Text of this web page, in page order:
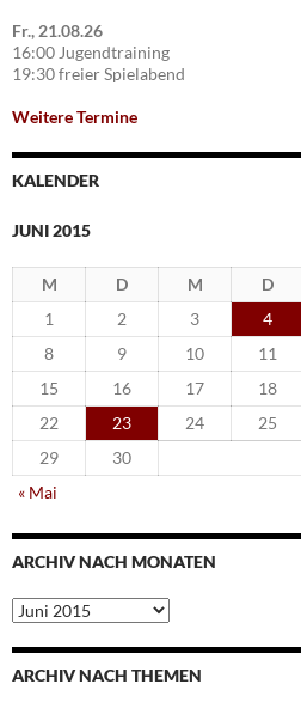
Fr., 21.08.26
16:00 Jugendtraining
19:30 freier Spielabend
Weitere Termine
KALENDER
JUNI 2015
M D M D
1
2 3 4
8
9 10 11
15
16 17 18
22
23 24 25
29
30
« Mai
ARCHIV NACH MONATEN
Archiv
nach
Monaten
ARCHIV NACH THEMEN